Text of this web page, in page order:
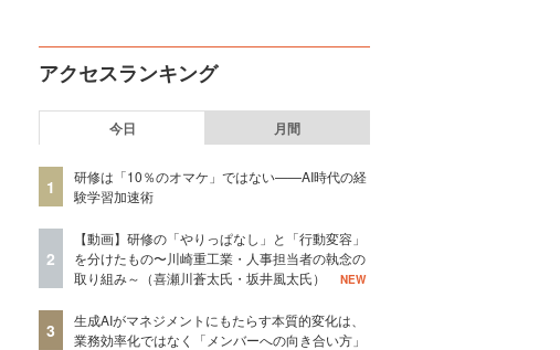
アクセスランキング
今日 月間
1
研修は「10％のオマケ」ではない——AI時代の経
験学習加速術
2
【動画】研修の「やりっぱなし」と「行動変容」
を分けたもの〜川崎重工業・人事担当者の執念の
取り組み～（喜瀬川蒼太氏・坂井風太氏）
NEW
3
生成AIがマネジメントにもたらす本質的変化は、
業務効率化ではなく「メンバーへの向き合い方」